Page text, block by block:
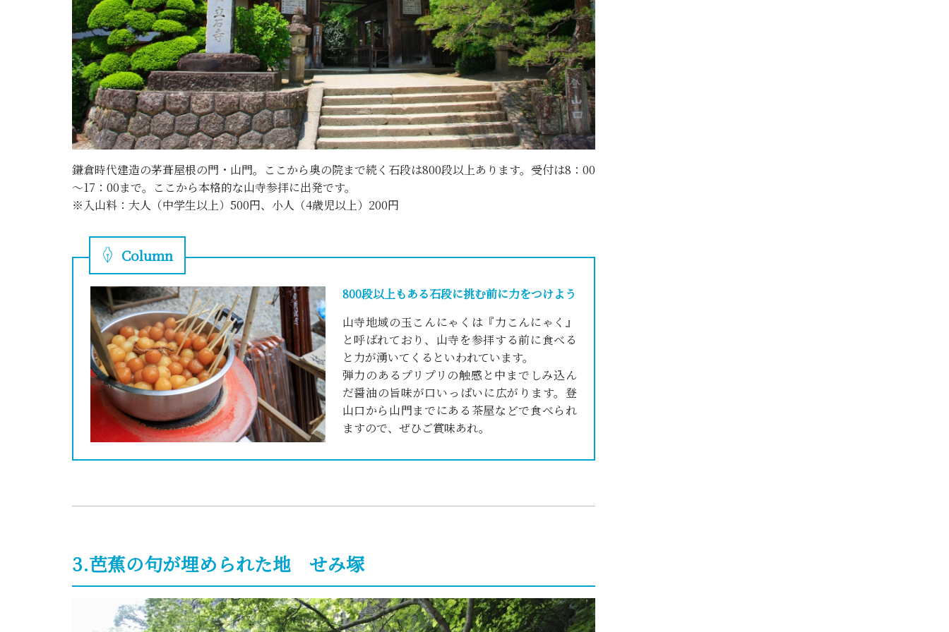
鎌倉時代建造の茅葺屋根の門・山門。ここから奥の院まで続く石段は800段以上あります。受付は8：00
～17：00まで。ここから本格的な山寺参拝に出発です。
※入山料：大人（中学生以上）500円、小人（4歳児以上）200円
Column
800段以上もある石段に挑む前に力をつけよう
山寺地域の玉こんにゃくは『力こんにゃく』
と呼ばれており、山寺を参拝する前に食べる
と力が湧いてくるといわれています。
弾力のあるプリプリの触感と中までしみ込ん
だ醤油の旨味が口いっぱいに広がります。登
山口から山門までにある茶屋などで食べられ
ますので、ぜひご賞味あれ。
3.芭蕉の句が埋められた地 せみ塚